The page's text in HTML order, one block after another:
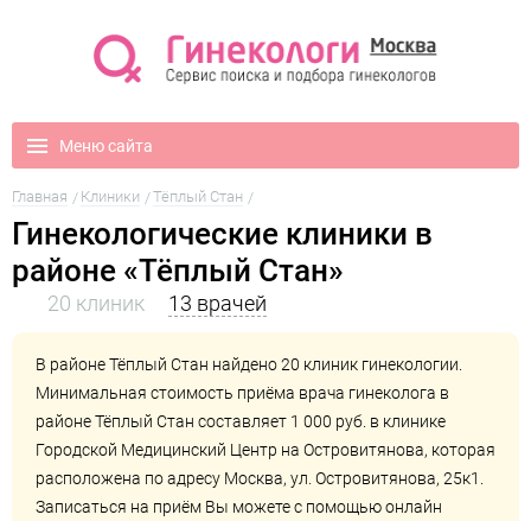
Меню сайта
Главная Клиники Тёплый Стан
Гинекологические клиники в
районе «Тёплый Стан»
20 клиник 13 врачей
В районе Тёплый Стан найдено 20 клиник гинекологии.
Минимальная стоимость приёма врача гинеколога в
районе Тёплый Стан составляет 1 000 руб. в клинике
Городской Медицинский Центр на Островитянова, которая
расположена по адресу Москва, ул. Островитянова, 25к1.
Записаться на приём Вы можете с помощью онлайн